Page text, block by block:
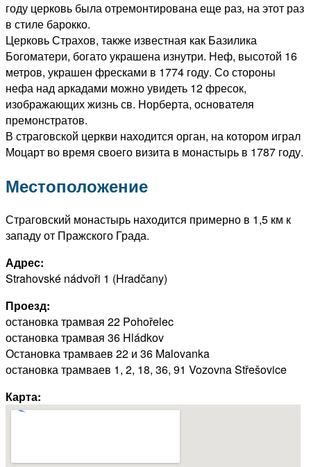
году церковь была отремонтирована еще раз, на этот раз
в стиле барокко.
Церковь Страхов, также известная как Базилика
Богоматери, богато украшена изнутри. Неф, высотой 16
метров, украшен фресками в 1774 году. Со стороны
нефа над аркадами можно увидеть 12 фресок,
изображающих жизнь св. Норберта, основателя
премонстратов.
В страговской церкви находится орган, на котором играл
Моцарт во время своего визита в монастырь в 1787 году.
Местоположение
Страговский монастырь находится примерно в 1,5 км к
западу от Пражского Града.
Адрес:
Strahovské nádvoři 1 (Hradčany)
Проезд:
остановка трамвая 22 Pohořelec
остановка трамвая 36 Hládkov
Остановка трамваев 22 и 36 Malovanka
остановка трамваев 1, 2, 18, 36, 91 Vozovna Střešovice
Карта: